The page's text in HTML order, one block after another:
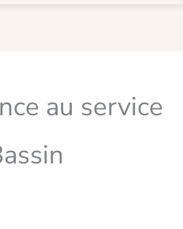
au service